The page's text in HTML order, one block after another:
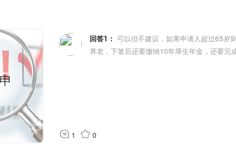
回答1： 可以但不建议，如果申请人超过65岁
养老，下签后还要缴纳10年厚生年金，还要完
1 0